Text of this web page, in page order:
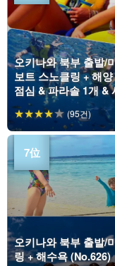
오키나와 북부 출발/
보트 스노클링 + 해
점심 & 파라솔 1개 &
(95건)
오키나와 북부 출발/
링 + 해수욕 (No.626)